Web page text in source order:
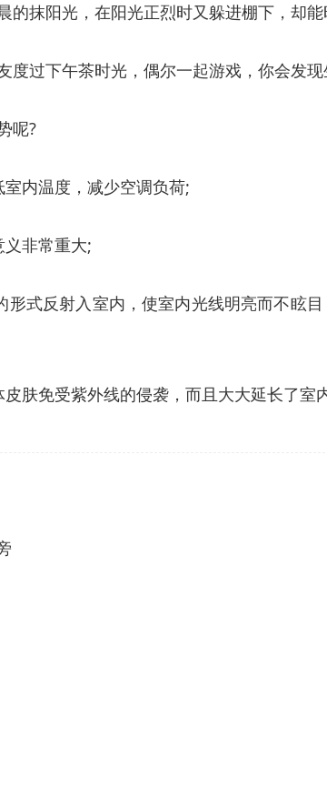
抹阳光，在阳光正烈时又躲进棚下，却能
过下午茶时光，偶尔一起游戏，你会发现
呢?
内温度，减少空调负荷;
非常重大;
式反射入室内，使室内光线明亮而不眩
肤免受紫外线的侵袭，而且大大延长了室